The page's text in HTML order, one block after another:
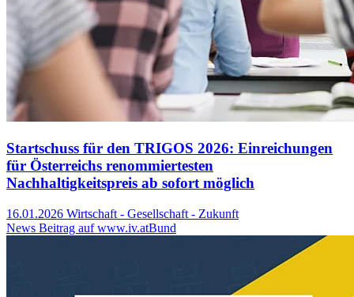
Startschuss für den TRIGOS 2026: Einreichungen
für Österreichs renommiertesten
Nachhaltigkeitspreis ab sofort möglich
16.01.2026 Wirtschaft - Gesellschaft - Zukunft
News Beitrag auf www.iv.atBund